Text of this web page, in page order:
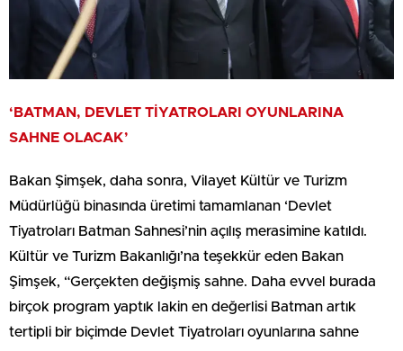
‘BATMAN, DEVLET TİYATROLARI OYUNLARINA
SAHNE OLACAK’
Bakan Şimşek, daha sonra, Vilayet Kültür ve Turizm
Müdürlüğü binasında üretimi tamamlanan ‘Devlet
Tiyatroları Batman Sahnesi’nin açılış merasimine katıldı.
Kültür ve Turizm Bakanlığı’na teşekkür eden Bakan
Şimşek, “Gerçekten değişmiş sahne. Daha evvel burada
birçok program yaptık lakin en değerlisi Batman artık
tertipli bir biçimde Devlet Tiyatroları oyunlarına sahne